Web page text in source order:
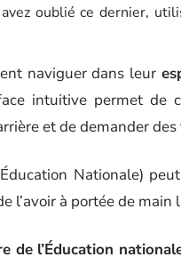
oublié ce dernier,
naviguer dans leur
intuitive permet de
et de demander
Nationale)
l’avoir à portée de
de l’Éducation